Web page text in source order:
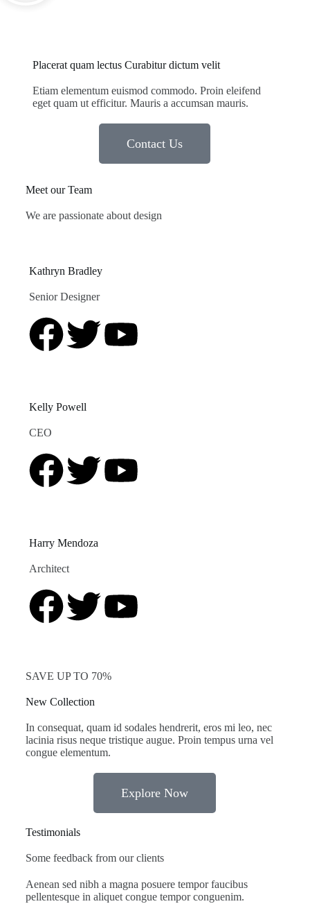
Placerat quam lectus Curabitur dictum velit
Etiam elementum euismod commodo. Proin eleifend
eget quam ut efficitur. Mauris a accumsan mauris.
Contact Us
Meet our Team
We are passionate about design
Kathryn Bradley
Senior Designer
Kelly Powell
CEO
Harry Mendoza
Architect
SAVE UP TO 70%
New Collection
In consequat, quam id sodales hendrerit, eros mi leo, nec
lacinia risus neque tristique augue. Proin tempus urna vel
congue elementum.
Explore Now
Testimonials
Some feedback from our clients
Aenean sed nibh a magna posuere tempor faucibus
pellentesque in aliquet congue tempor conguenim.